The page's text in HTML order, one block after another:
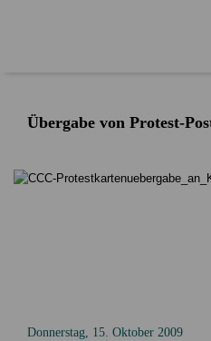
Übergabe von Protest-
Donnerstag, 15. Oktober 2009